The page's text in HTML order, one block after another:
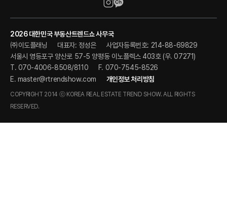
2026 대한민국 부동산트렌드쇼 사무국
㈜이도플래닝
대표자: 정성은
사업자등록번호: 214-88-69829
서울시 영등포구 양산로 57-5 양평동 이노플렉스 403호 (우. 07271)
T. 070-4006-8508/8110
F. 070-7545-8526
E. master@rtrendshow.com 개인정보 처리방침
COPYRIGHT 2014 ⓒ KOREA REAL ESTATE TREND SHOW. ALL RIGHTS
RESERVED.